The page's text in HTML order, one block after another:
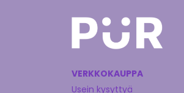
VERKKOKAUPPA
Usein kysyttyä